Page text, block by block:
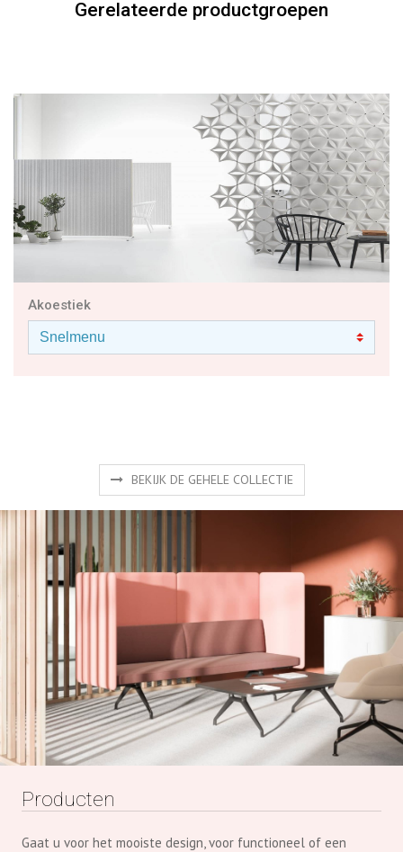
Gerelateerde productgroepen
Akoestiek
BEKIJK DE GEHELE COLLECTIE
Producten
Gaat u voor het mooiste design, voor functioneel of een